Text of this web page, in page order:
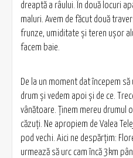
dreaptă a râului. În două locuri
maluri. Avem de făcut două
frunze, umiditate şi teren uşor
facem baie.
De la un moment dat începem
drum şi vedem apoi şi de ce.
vânătoare. Ţinem mereu drumul
căzuţi. Ne apropiem de Valea
pod vechi. Aici ne despărţim:
urmează să urc cam încă 3km